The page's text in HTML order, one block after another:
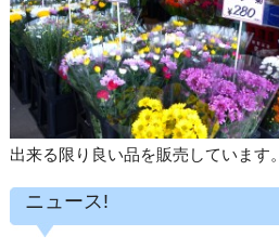
出来る限り良い品を販売しています。
ニュース!